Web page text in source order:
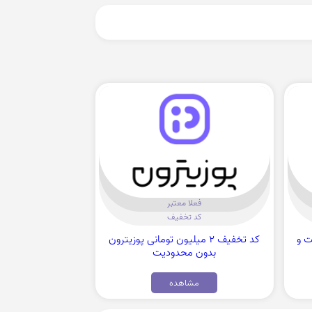
و
فعلا معتبر
کد تخفیف
کد تخفیف 2 میلیون تومانی پوزیترون
بدون محدودیت
مشاهده